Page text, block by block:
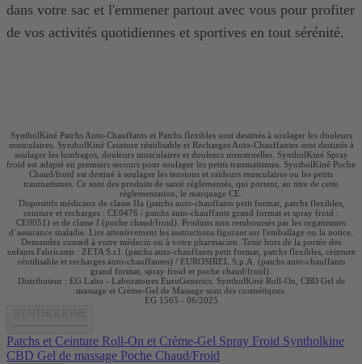
dans votre sac et l'emmener partout avec vous pour profiter
de vos activités quotidiennes et sportives en tout sérénité.
SyntholKiné Patchs Auto-Chauffants et Patchs flexibles sont destinés à soulager les douleurs
musculaires. SyntholKiné Ceinture réutilisable et Recharges Auto-Chauffantes sont destinés à
soulager les lumbagos, douleurs musculaires et douleurs menstruelles. SyntholKiné Spray
froid est adapté en premiers secours pour soulager les petits traumatismes. SyntholKiné Poche
Chaud/froid est destiné à soulager les tensions et raideurs musculaires ou les petits
traumatismes. Ce sont des produits de santé réglementés, qui portent, au titre de cette
réglementation, le marquage CE.
Dispositifs médicaux de classe IIa (patchs auto-chauffants petit format, patchs flexibles,
ceinture et recharges : CE0476 / patchs auto-chauffants grand format et spray froid :
CE0051) et de classe I (poche chaud/froid). Produits non remboursés par les organismes
d’assurance maladie. Lire attentivement les instructions figurant sur l'emballage ou la notice.
Demandez conseil à votre médecin ou à votre pharmacien. Tenir hors de la portée des
enfants.Fabricants : ZETA S.r.l. (patchs auto-chauffants petit format, patchs flexibles, ceinture
réutilisable et recharges auto-chauffantes) / EUROSIREL S.p.A. (patchs auto-chauffants
grand format, spray froid et poche chaud/froid).
Distributeur : EG Labo - Laboratoires EuroGenerics. SyntholKiné Roll-On, CBD Gel de
massage et Crème-Gel de Massage sont des cosmétiques.
EG 1565 - 06/2025​​​
Patchs et Ceinture Roll-On et Crème-Gel Spray Froid Syntholkine
CBD Gel de massage Poche Chaud/Froid